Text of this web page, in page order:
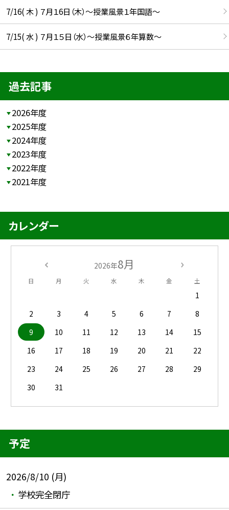
7/16( 木 ) ７月１6日（木）～授業風景１年国語～
7/15( 水 ) ７月１５日（水）～授業風景６年算数～
過去記事
2026年度
2025年度
2024年度
2023年度
2022年度
2021年度
カレンダー
2026年8月
日 月 火 水 木 金 土
1
2
3 4 5 6 7
8
9
10 11 12 13 14
15
16
17 18 19 20 21
22
23
24 25 26 27 28
29
30
31
予定
2026/8/10 (月)
学校完全閉庁